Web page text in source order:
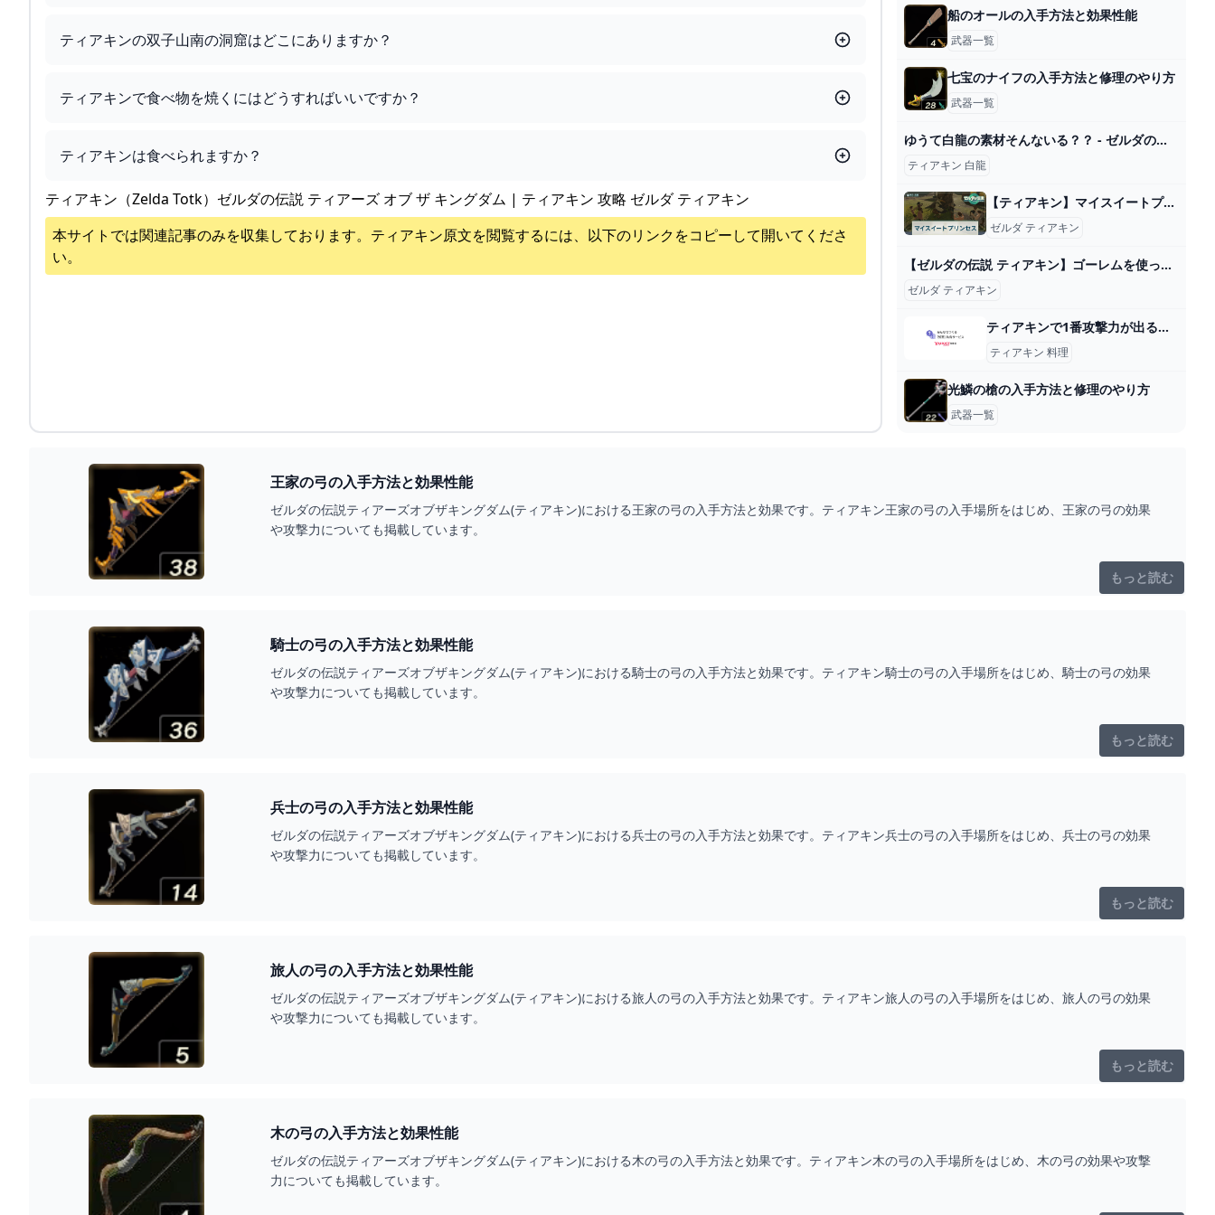
ティアキンの双子山南の洞窟はどこにありますか？
ティアキンで食べ物を焼くにはどうすればいいですか？
ティアキンは食べられますか？
ティアキン（Zelda Totk）ゼルダの伝説 ティアーズ オブ ザ キングダム | ティアキン 攻略 ゼルダ ティアキン
本サイトでは関連記事のみを収集しております。 ティアキン原文を閲覧するには、以下のリンクをコピーして開いてくださ
い。
船のオールの入手方法と効果性能
武器一覧
七宝のナイフの入手方法と修理のやり方
武器一覧
ゆうて白龍の素材そんないる？？ - ゼルダの伝説まとめ速報｜ティアキン｜ブレワイ
ティアキン 白龍
【ティアキン】マイスイートプリンセスの攻略と報酬【ゼルダの伝説ティアーズオブザキングダム】 - 神ゲー攻略
ゼルダ ティアキン
【ゼルダの伝説 ティアキン】ゴーレムを使ったアイテム増殖バグが最強すぎる！ やり方解説 - YouTube
ゼルダ ティアキン
ティアキンで1番攻撃力が出るのはバク無しでなんですか？モルドらジ... - Yahoo!知恵袋
ティアキン 料理
光鱗の槍の入手方法と修理のやり方
武器一覧
王家の弓の入手方法と効果性能
ゼルダの伝説ティアーズオブザキングダム(ティアキン)における王家の弓の入手方法と効果です。ティアキン王家の弓の入手場所をはじめ、王家の弓の効果
や攻撃力についても掲載しています。
もっと読む
騎士の弓の入手方法と効果性能
ゼルダの伝説ティアーズオブザキングダム(ティアキン)における騎士の弓の入手方法と効果です。ティアキン騎士の弓の入手場所をはじめ、騎士の弓の効果
や攻撃力についても掲載しています。
もっと読む
兵士の弓の入手方法と効果性能
ゼルダの伝説ティアーズオブザキングダム(ティアキン)における兵士の弓の入手方法と効果です。ティアキン兵士の弓の入手場所をはじめ、兵士の弓の効果
や攻撃力についても掲載しています。
もっと読む
旅人の弓の入手方法と効果性能
ゼルダの伝説ティアーズオブザキングダム(ティアキン)における旅人の弓の入手方法と効果です。ティアキン旅人の弓の入手場所をはじめ、旅人の弓の効果
や攻撃力についても掲載しています。
もっと読む
木の弓の入手方法と効果性能
ゼルダの伝説ティアーズオブザキングダム(ティアキン)における木の弓の入手方法と効果です。ティアキン木の弓の入手場所をはじめ、木の弓の効果や攻撃
力についても掲載しています。